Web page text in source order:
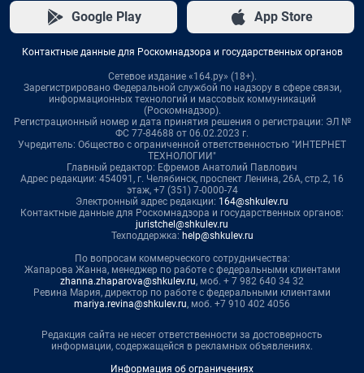
Google Play App Store
Контактные данные для Роскомнадзора и государственных органов
Сетевое издание «164.ру» (18+).
Зарегистрировано Федеральной службой по надзору в сфере связи,
информационных технологий и массовых коммуникаций
(Роскомнадзор).
Регистрационный номер и дата принятия решения о регистрации: ЭЛ №
ФС 77-84688 от 06.02.2023 г.
Учредитель: Общество с ограниченной ответственностью "ИНТЕРНЕТ
ТЕХНОЛОГИИ"
Главный редактор: Ефремов Анатолий Павлович
Адрес редакции: 454091, г. Челябинск, проспект Ленина, 26А, стр.2, 16
этаж, +7 (351) 7-0000-74
Электронный адрес редакции: 164@shkulev.ru
Контактные данные для Роскомнадзора и государственных органов:
juristchel@shkulev.ru
Техподдержка: help@shkulev.ru
По вопросам коммерческого сотрудничества:
Жапарова Жанна, менеджер по работе с федеральными клиентами
zhanna.zhaparova@shkulev.ru, моб. + 7 982 640 34 32
Ревина Мария, директор по работе с федеральными клиентами
mariya.revina@shkulev.ru, моб. +7 910 402 4056
Редакция сайта не несет ответственности за достоверность
информации, содержащейся в рекламных объявлениях.
Информация об ограничениях